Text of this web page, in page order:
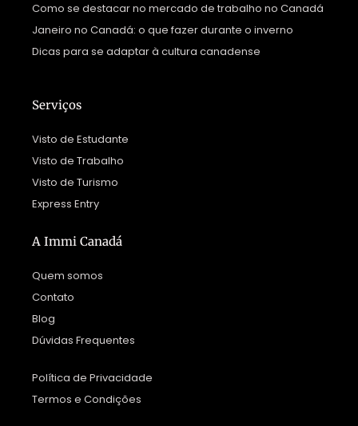
Como se destacar no mercado de trabalho no Canadá
Janeiro no Canadá: o que fazer durante o inverno
Dicas para se adaptar à cultura canadense
Serviços
Visto de Estudante
Visto de Trabalho
Visto de Turismo
Express Entry
A Immi Canadá
Quem somos
Contato
Blog
Dúvidas Frequentes
Política de Privacidade
Termos e Condições